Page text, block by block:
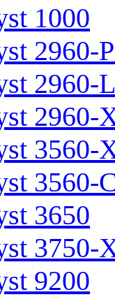
1000
2960-
2960-L
2960-
3560-
3560-
3650
3750-
9200